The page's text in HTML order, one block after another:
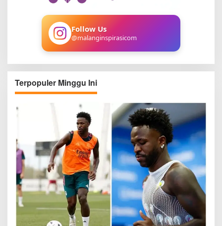
Follow Us
@malanginspirasicom
Terpopuler Minggu Ini